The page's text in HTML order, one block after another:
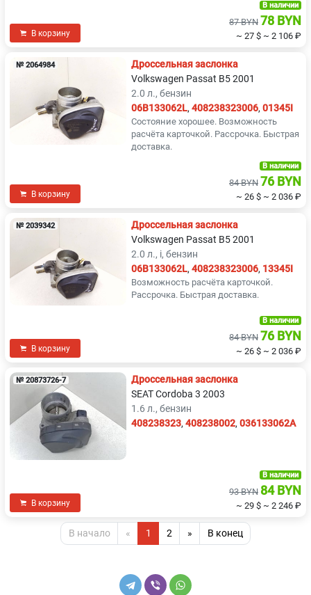
В корзину
В наличии
87 BYN 78 BYN
~ 27 $ ~ 2 106 ₽
№ 2064984
Дроссельная заслонка
Volkswagen Passat B5 2001
2.0 л., бензин
06B133062L, 408238323006, 01345I
Состояние хорошее. Возможность
расчёта карточкой. Рассрочка. Быстрая
доставка.
В корзину
В наличии
84 BYN 76 BYN
~ 26 $ ~ 2 036 ₽
№ 2039342
Дроссельная заслонка
Volkswagen Passat B5 2001
2.0 л., i, бензин
06B133062L, 408238323006, 13345I
Возможность расчёта карточкой.
Рассрочка. Быстрая доставка.
В корзину
В наличии
84 BYN 76 BYN
~ 26 $ ~ 2 036 ₽
№ 20873726-7
Дроссельная заслонка
SEAT Cordoba 3 2003
1.6 л., бензин
408238323, 408238002, 036133062A
В корзину
В наличии
93 BYN 84 BYN
~ 29 $ ~ 2 246 ₽
В начало « 1 2 » В конец